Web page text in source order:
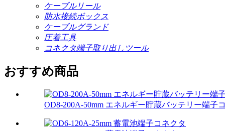
ケーブルリール
防水接続ボックス
ケーブルグランド
圧着工具
コネクタ端子取り出しツール
おすすめ商品
OD8-200A-50mm エネルギー貯蔵バッテリー端子